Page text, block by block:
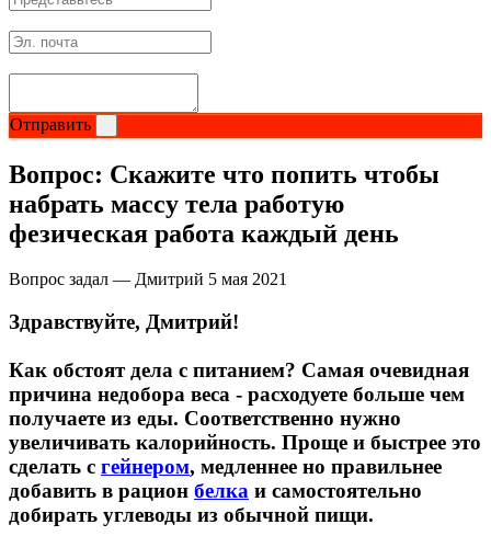
Карнитин
Батончики и напитки
НАЗАД
Напитки
Протеиновые батончики
Протеиновые печенья
Для тренировки
НАЗАД
BCAA
НАЗАД
Отправить
Вопрос: Скажите что попить чтобы
набрать массу тела работую
фезическая работа каждый день
Вопрос задал — Дмитрий 5 мая 2021
Здравствуйте, Дмитрий!
Как обстоят дела с питанием? Самая очевидная
причина недобора веса - расходуете больше чем
получаете из еды. Соответственно нужно
увеличивать калорийность. Проще и быстрее это
сделать с гейнером, медленнее но правильнее
добавить в рацион белка и самостоятельно
добирать углеводы из обычной пищи.